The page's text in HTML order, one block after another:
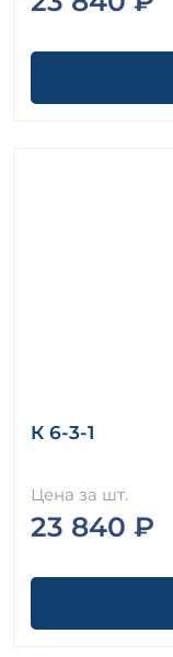
К 6-3-1
Цена за шт.
23 840 ₽